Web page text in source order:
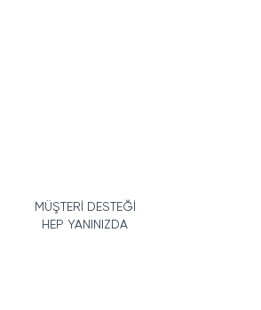
MÜŞTERİ DESTEĞİ
HEP YANINIZDA